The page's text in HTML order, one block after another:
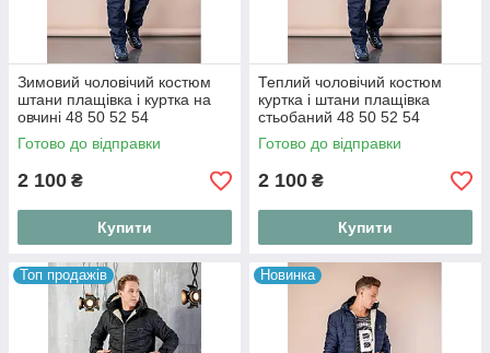
Зимовий чоловічий костюм
штани плащівка і куртка на
овчині 48 50 52 54
Готово до відправки
2 100 ₴
Купити
Теплий чоловічий костюм
куртка і штани плащівка
стьобаний 48 50 52 54
Готово до відправки
2 100 ₴
Купити
Топ продажів Новинка